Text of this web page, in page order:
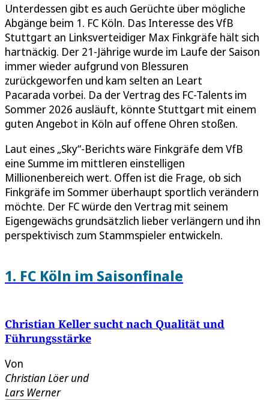
Unterdessen gibt es auch Gerüchte über mögliche
Abgänge beim 1. FC Köln. Das Interesse des VfB
Stuttgart an Linksverteidiger Max Finkgräfe hält sich
hartnäckig. Der 21-Jährige wurde im Laufe der Saison
immer wieder aufgrund von Blessuren
zurückgeworfen und kam selten an Leart
Pacarada vorbei. Da der Vertrag des FC-Talents im
Sommer 2026 ausläuft, könnte Stuttgart mit einem
guten Angebot in Köln auf offene Ohren stoßen.
Laut eines „Sky“-Berichts wäre Finkgräfe dem VfB
eine Summe im mittleren einstelligen
Millionenbereich wert. Offen ist die Frage, ob sich
Finkgräfe im Sommer überhaupt sportlich verändern
möchte. Der FC würde den Vertrag mit seinem
Eigengewächs grundsätzlich lieber verlängern und ihn
perspektivisch zum Stammspieler entwickeln.
1. FC Köln im Saisonfinale
Christian Keller sucht nach Qualität und
Führungsstärke
Von
Christian Löerund
Lars Werner